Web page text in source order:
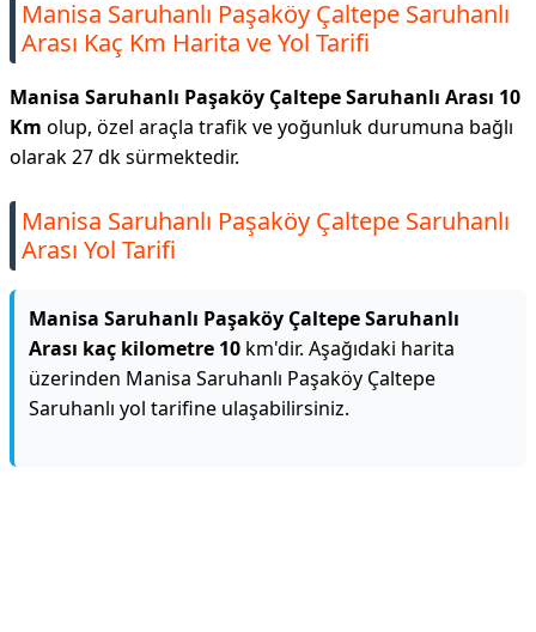
Manisa Saruhanlı Paşaköy Çaltepe Saruhanlı
Arası Kaç Km Harita ve Yol Tarifi
Manisa Saruhanlı Paşaköy Çaltepe Saruhanlı Arası 10
Km olup, özel araçla trafik ve yoğunluk durumuna bağlı
olarak 27 dk sürmektedir.
Manisa Saruhanlı Paşaköy Çaltepe Saruhanlı
Arası Yol Tarifi
Manisa Saruhanlı Paşaköy Çaltepe Saruhanlı
Arası kaç kilometre 10 km'dir. Aşağıdaki harita
üzerinden Manisa Saruhanlı Paşaköy Çaltepe
Saruhanlı yol tarifine ulaşabilirsiniz.